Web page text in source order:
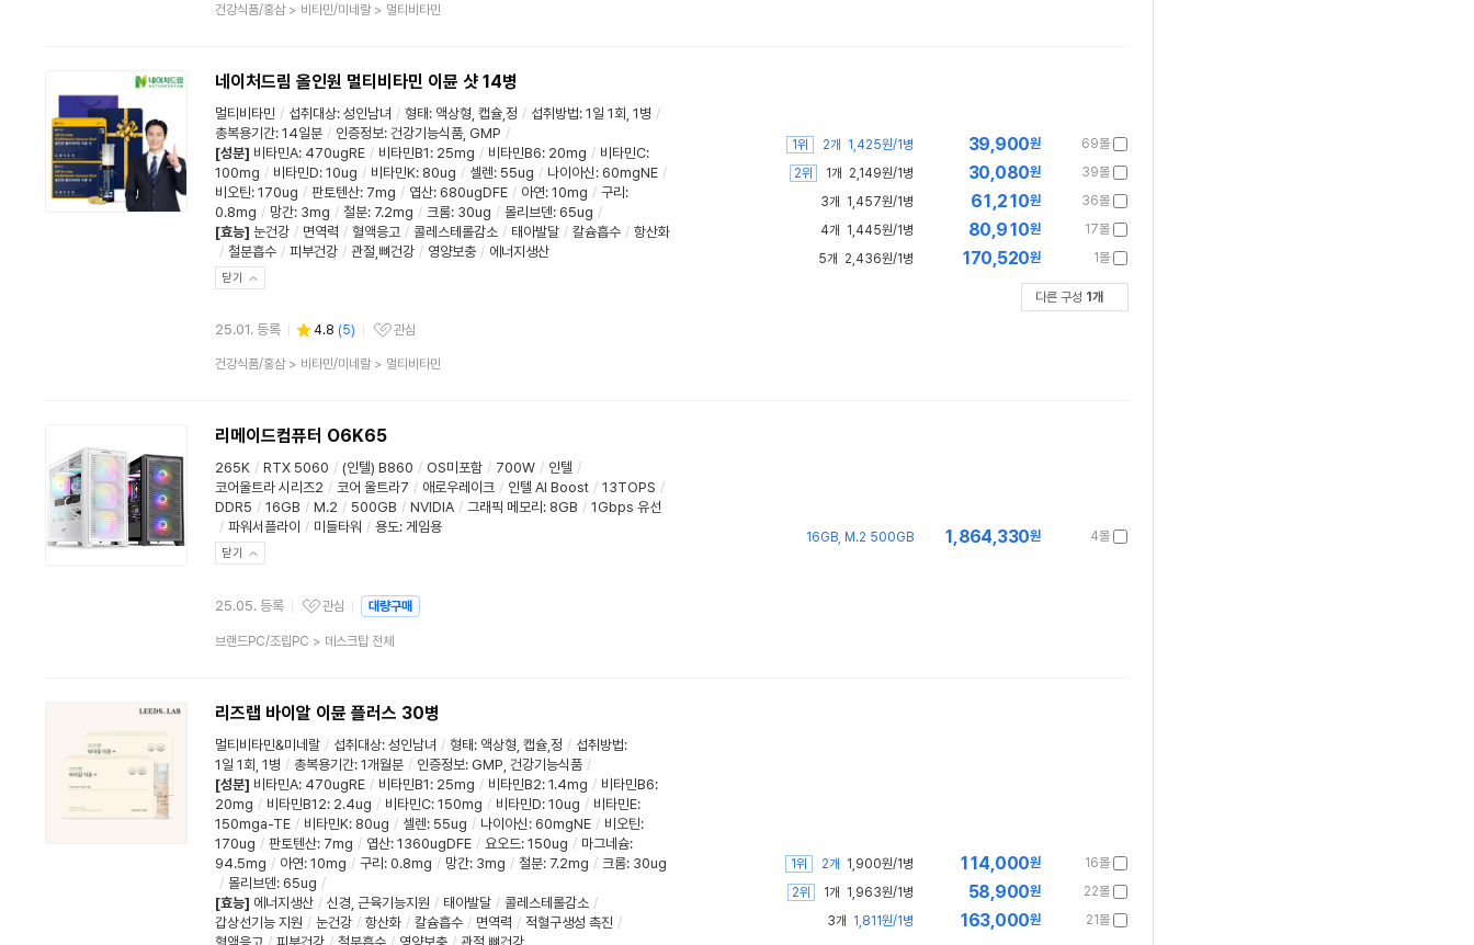
상
건강식품/홍삼> 비타민/미네랄> 멀티비타민
네이처드림 올인원 멀티비타민 이뮨 샷 14병
멀티비타민 / 섭취대상: 성인남녀 / 형태 : 액상형 캡슐,정 / 섭취방법: 1일 1회, 1병 /
총복용기간: 14일분 / 인증정보: 건강기능식품, GMP /
[성분] 비타민A: 470ugRE / 비타민B1 : 25mg / 비타민B6: 20mg / 비타민C:
100mg / 비타민D: 10ug / 비타민K: 80ug / 셀렌: 55ug / 나이아신 : 60mgNE /
비오틴: 170ug / 판토텐산: 7mg / 엽산: 680ugDFE / 아연: 10mg / 구리 :
0.8mg / 망간: 3mg / 철분: 7.2mg / 크롬: 30ug / 몰리브덴: 65ug /
[효능] 눈건강 / 면역력 / 혈액응고 / 콜레스테롤감소 / 태아발달 / 칼슘흡수 / 항산화
/ 철분흡수 / 피부건강 / 관절,뼈건강 / 영양보충 / 에너지생산
닫기
25.01. 등록 4.8 (5)
관심상품
관심
상
건강식품/홍삼> 비타민/미네랄> 멀티비타민
69몰
39,900원
1위 2개
1,425원/1병
39몰
30,080원
2위 1개
2,149원/1병
36몰
61,210원
3개
1,457원/1병
17몰
80,910원
4개
1,445원/1병
1몰
170,520원
5개 2,436원/1병
다른 구성 1 개
리메이드컴퓨터 O6K65
265K / RTX 5060 / (인텔) B860 / OS미포함 / 700W / 인텔 /
코어울트라 시리즈2 / 코어 울트라7 / 애로우레이크 / 인텔 AI Boost / 13TOPS /
DDR5 / 16GB / M.2 / 500GB / NVIDIA / 그래픽 메모리 : 8GB / 1Gbps 유선
/ 파워서플라이 / 미들타워 / 용도: 게임용
닫기
25.05. 등록
관심상품
관심 대량구매
상
브랜드PC/조립PC > 데스크탑 전체
4몰
1,864,330원
16GB, M.2 500GB
리즈랩 바이알 이뮨 플러스 30병
멀티비타민&미네랄 / 섭취대상: 성인남녀 / 형태 : 액상형 캡슐,정 / 섭취방법:
1일 1회, 1병 / 총복용기간: 1개월분 / 인증정보: GMP 건강기능식품 /
[성분] 비타민A: 470ugRE / 비타민B1 : 25mg / 비타민B2: 1.4mg / 비타민B6:
20mg / 비타민B12: 2.4ug / 비타민C: 150mg / 비타민D: 10ug / 비타민E:
150mga-TE / 비타민K: 80ug / 셀렌: 55ug / 나이아신 : 60mgNE / 비오틴:
170ug / 판토텐산: 7mg / 엽산: 1360ugDFE / 요오드: 150ug / 마그네슘:
94.5mg / 아연: 10mg / 구리 : 0.8mg / 망간: 3mg / 철분: 7.2mg / 크롬: 30ug
/ 몰리브덴: 65ug /
[효능] 에너지생산 / 신경, 근육기능지원 / 태아발달 / 콜레스테롤감소 /
갑상선기능 지원 / 눈건강 / 항산화 / 칼슘흡수 / 면역력 / 적혈구생성 촉진 /
16몰
114,000원
1위 2개
1,900원/1병
22몰
58,900원
2위 1개
1,963원/1병
21몰
163,000원
3개 1,811원/1병